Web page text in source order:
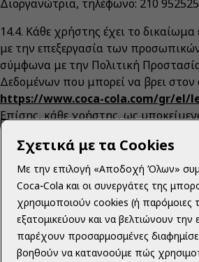
Διοργανώτρια, τηλέφωνο: 210
14.4. Κάθε χρήστης έχει το
με την επεξεργασία των
σύμφωνα με την Πολιτική
Δεδομένων που μπορεί να βρει
https://www.coca-cola.com/gr/el/
Επίσης, κάθε χρήστης, ως
να ασκήσει οποιαδήποτε στιγμή τα
όπως αυτά προβλέπονται στο Γενικό
Προστασίας Προσωπικών
και ιδίως τα άρθρα 15-23 αυτού και
και ειδικότερα: (α) Το δικαίωμα
που επεξεργάζεται η Διοργανώτρια
(άρθρο 15 ΓΚΠΔ), (β) Το δικαίωμα
συνόλου των δεδομένων (άρθρο 16
Σχετικά με τα Cookies
Με την επιλογή «Αποδοχή Όλων»
Coca‑Cola και οι συνεργάτες της
χρησιμοποιούν cookies (ή παρόμοιες
εξατομικεύουν και να βελτιώνουν την
παρέχουν προσαρμοσμένες
βοηθούν να κατανοούμε πώς